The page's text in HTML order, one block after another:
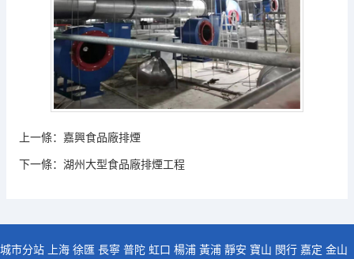
上一條： 嘉興食品廠排煙
下一條： 湖州大型食品廠排煙工程
城市分站 上海 徐匯 長寧 普陀 虹口 楊浦 黃浦 靜安 寶山 閔行 嘉定 金山